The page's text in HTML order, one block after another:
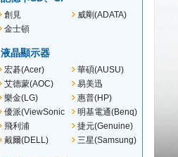
創見
(Transcend)
威剛(ADATA)
金士頓
液晶顯示器
宏碁(Acer)
華碩(AUSU)
艾德蒙(AOC)
易美迅
(ENVISION)
樂金(LG)
惠普(HP)
優派(ViewSonic
)
明基電通(Benq)
飛利浦
(PHILIPS)
捷元(Genuine)
戴爾(DELL)
三星(Samsung)